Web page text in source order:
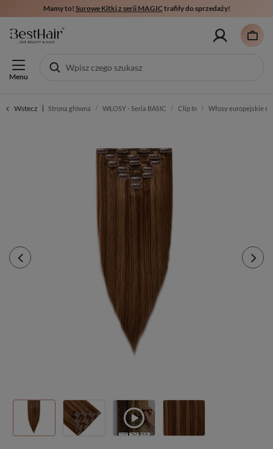
Mamy to! Surowe Kitki z serii MAGICtrafiły do sprzedaży!
Menu
Wstecz Strona główna WŁOSY - Seria BASIC Clip In Włosy europejskie